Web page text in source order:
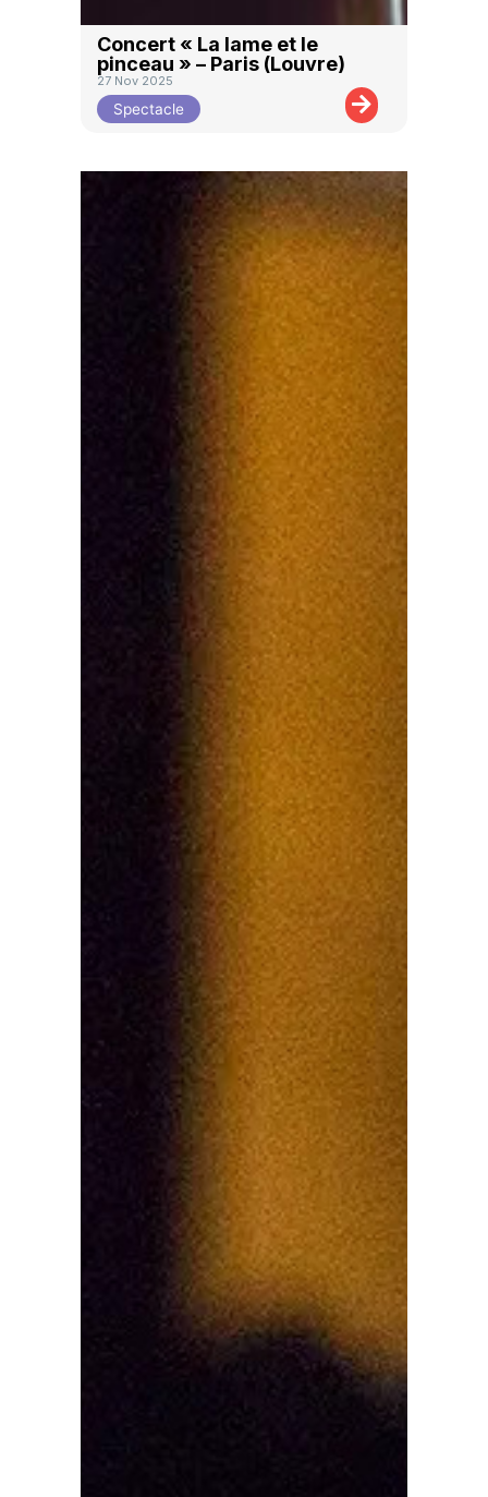
Concert « La lame et le
pinceau » – Paris (Louvre)
27 Nov 2025
Spectacle